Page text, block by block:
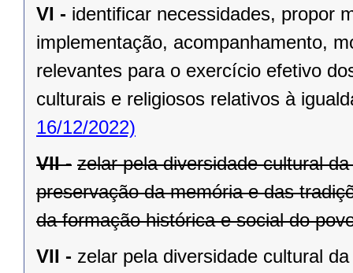
VI - identificar necessidades, propor
implementação, acompanhamento,
relevantes para o exercício efetivo
culturais e religiosos relativos à
16/12/2022)
VII - zelar pela diversidade cultural
preservação da memória e das
da formação histórica e social do
VII - zelar pela diversidade cultural